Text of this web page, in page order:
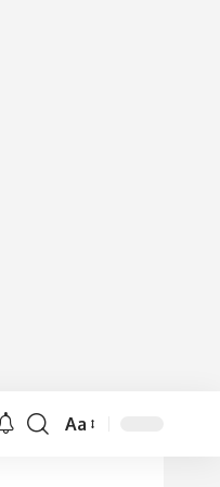
Lettergrootte
Aa